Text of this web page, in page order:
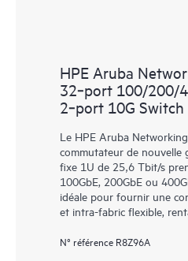
HPE Aruba
32‑port 100/200/
2‑port 10G Switch
Le HPE Aruba
commutateur de nouvelle
fixe 1U de 25,6 Tbit/s
100GbE, 200GbE ou
idéale pour fournir une
et intra-fabric flexible,
N° référence R8Z96A